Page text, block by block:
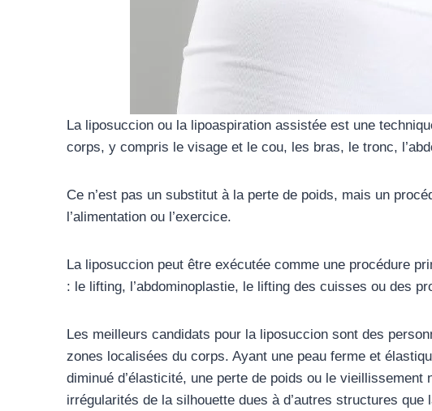
La liposuccion ou la lipoaspiration assistée est une
corps, y compris le visage et le cou, les bras, le tronc,
Ce n’est pas un substitut à la perte de poids, mais un
l’alimentation ou l’exercice.
La liposuccion peut être exécutée comme une procédure
: le lifting, l’abdominoplastie, le lifting des cuisses ou des
Les meilleurs candidats pour la liposuccion sont des
zones localisées du corps. Ayant une peau ferme et
diminué d’élasticité, une perte de poids ou le
irrégularités de la silhouette dues à d’autres structures